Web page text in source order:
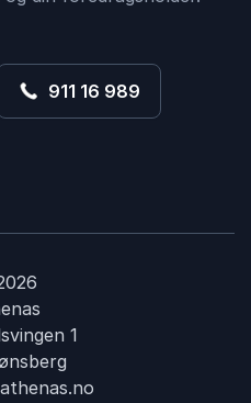
911 16 989
1